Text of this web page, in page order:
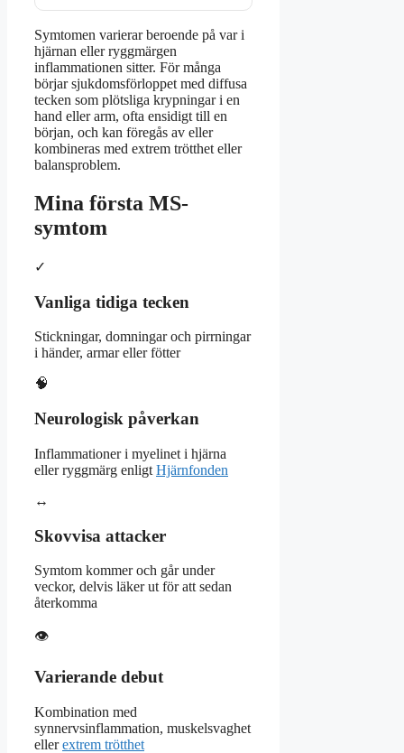
Symtomen varierar beroende på var i
hjärnan eller ryggmärgen
inflammationen sitter. För många
börjar sjukdomsförloppet med diffusa
tecken som plötsliga krypningar i en
hand eller arm, ofta ensidigt till en
början, och kan föregås av eller
kombineras med extrem trötthet eller
balansproblem.
Mina första MS-
symtom
✓
Vanliga tidiga tecken
Stickningar, domningar och pirrningar
i händer, armar eller fötter
🧠
Neurologisk påverkan
Inflammationer i myelinet i hjärna
eller ryggmärg enligt Hjärnfonden
↔
Skovvisa attacker
Symtom kommer och går under
veckor, delvis läker ut för att sedan
återkomma
👁
Varierande debut
Kombination med
synnervsinflammation, muskelsvaghet
ellerextrem trötthet